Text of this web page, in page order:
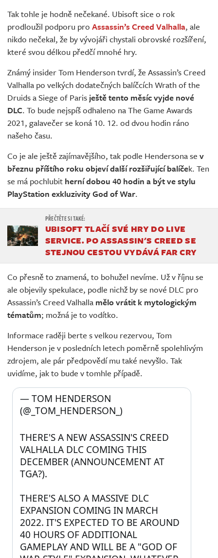
Živě
Tak tohle je hodně nečekané. Ubisoft sice o rok
prodloužil podporu pro Assassin’s Creed Valhalla, ale
nikdo nečekal, že by vývojáři chystali obrovské rozšíření,
které svou délkou předčí mnohé hry.
Známý insider Tom Henderson tvrdí, že Assassin’s Creed
Valhalla po velkých dodatečných balíčcích Wrath of the
Druids a Siege of Paris ještě tento měsíc vyjde nové
DLC. To bude nejspíš odhaleno na The Game Awards
2021, galavečer se koná 10. 12. od dvou hodin ráno
našeho času.
Co je ale ještě zajímavějšího, tak podle Hendersona se v
březnu příštího roku objeví další rozšiřující balíček. Ten
se má pochlubit herní dobou 40 hodin a být ve stylu
PlayStation exkluzivity God of War.
UBISOFT TLAČÍ SVÉ HRY DO LIVE
SERVICE. PO ASSASSIN'S CREED SE
STEJNOU CESTOU VYDÁVÁ FAR CRY
Co přesně to znamená, to bohužel nevíme. Už v říjnu se
ale objevily spekulace, podle nichž by se nové DLC pro
Assassin’s Creed Valhalla mělo vrátit k mytologickým
tématům; možná je to vodítko.
Informace raději berte s velkou rezervou, Tom
Henderson je v posledních letech poměrně spolehlivým
zdrojem, ale pár předpovědí mu také nevyšlo. Tak
uvidíme, jak to bude v tomhle případě.
THERE'S A NEW ASSASSIN'S CREED
VALHALLA DLC COMING THIS
DECEMBER (ANNOUNCEMENT AT
TGA?).
THERE'S ALSO A MASSIVE DLC
EXPANSION COMING IN MARCH
2022. IT'S EXPECTED TO BE AROUND
40 HOURS OF ADDITIONAL
GAMEPLAY AND WILL BE A "GOD OF
— TOM HENDERSON
(@_TOM_HENDERSON_)